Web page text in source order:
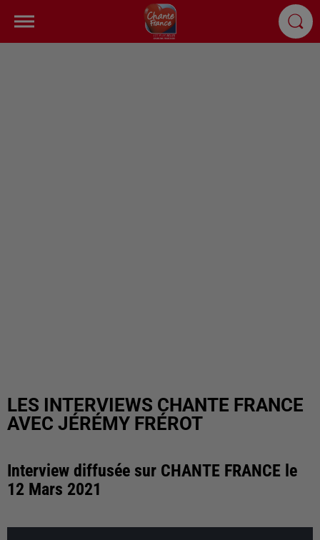
LES INTERVIEWS CHANTE FRANCE
AVEC JÉRÉMY FRÉROT
Interview diffusée sur CHANTE FRANCE le
12 Mars 2021